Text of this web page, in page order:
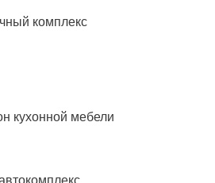
комплекс
кухонной мебели